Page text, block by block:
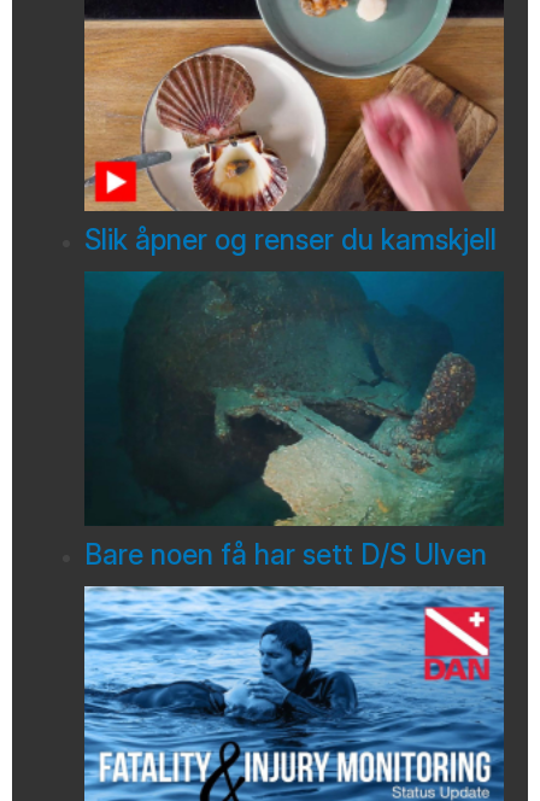
Slik åpner og renser du kamskjell
Bare noen få har sett D/S Ulven